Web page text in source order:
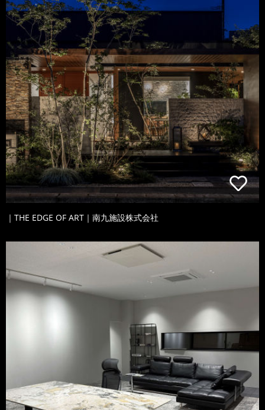
｜THE EDGE OF ART｜南九施設株式会社